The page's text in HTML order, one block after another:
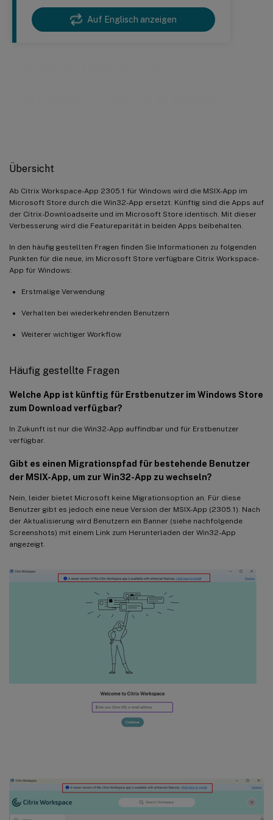
Auf Englisch anzeigen
Übersicht
Ab Citrix Workspace-App 2305.1 für Windows wird die MSIX-App im
Microsoft Store durch die Win32-App ersetzt. Künftig sind die Apps auf
der Citrix-Downloadseite und im Microsoft Store identisch. Mit dieser
Verbesserung wird die Featureparität in beiden Apps beibehalten.
In den häufig gestellten Fragen finden Sie Informationen zu folgenden
Punkten für die neue, im Microsoft Store verfügbare Citrix Workspace-
App für Windows:
Erstmalige Verwendung
Verhalten bei wiederkehrenden Benutzern
Weiterer wichtiger Workflow
Häufig gestellte Fragen
Welche App ist künftig für Erstbenutzer im Windows Store
zum Download verfügbar?
In Zukunft ist nur die Win32-App auffindbar und für Erstbenutzer
verfügbar.
Gibt es einen Migrationspfad für bestehende Benutzer
der MSIX-App, um zur Win32-App zu wechseln?
Nein, leider bietet Microsoft keine Migrationsoption an. Für diese
Benutzer gibt es jedoch eine neue Version der MSIX-App (2305.1). Nach
der Aktualisierung wird Benutzern ein Banner (siehe nachfolgende
Screenshots) mit einem Link zum Herunterladen der Win32-App
angezeigt.